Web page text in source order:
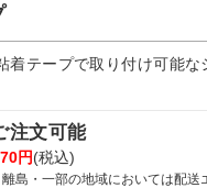
着テープで取り付け可能
注文可能
円(税込)
島・一部の地域においては配送